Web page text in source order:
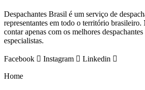
Despachantes Brasil é um serviço de
representantes em todo o território brasileiro.
contar apenas com os melhores
especialistas.
Facebook Instagram Linkedin
Home